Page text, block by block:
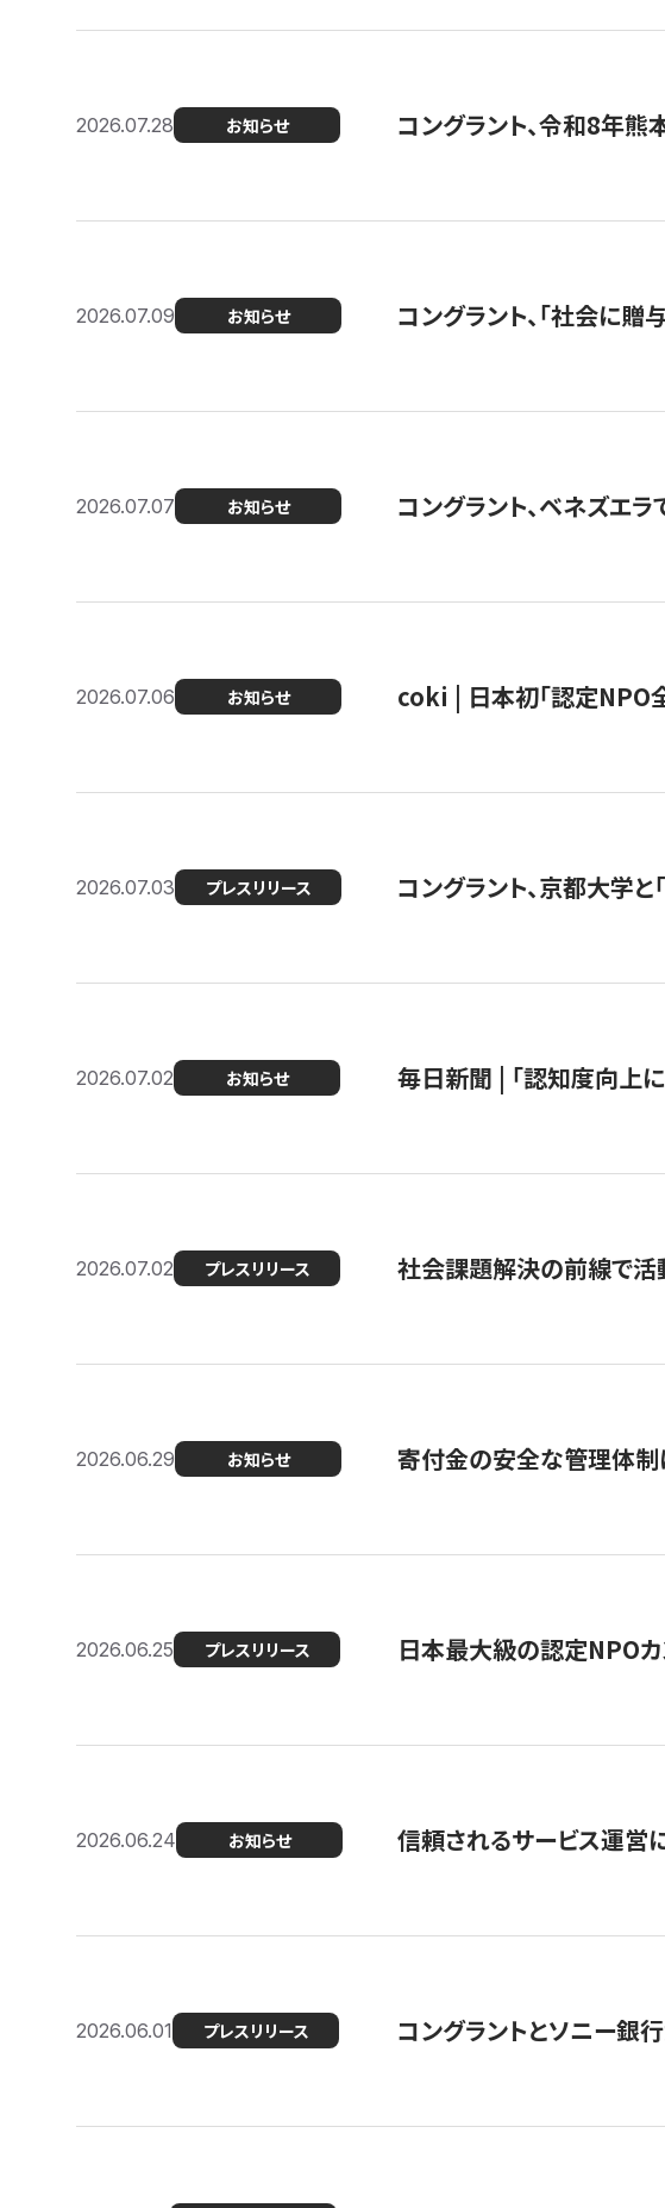
2026.07.28 お知らせ コングラント、令和8年
2026.07.09 お知らせ コングラント、「社会に
2026.07.07 お知らせ コングラント、ベネズエ
2026.07.06 お知らせ coki | 日本初「認定NPO
2026.07.03 プレスリリース コングラント、京都大学
2026.07.02 お知らせ 毎日新聞 | 「認知度向上
2026.07.02 プレスリリース 社会課題解決の前線で活
2026.06.29 お知らせ 寄付金の安全な管理体制
2026.06.25 プレスリリース 日本最大級の認定NPO
2026.06.24 お知らせ 信頼されるサービス運営
2026.06.01 プレスリリース コングラントとソニー銀